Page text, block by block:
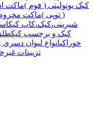
کیک یونولیتی ( فوم )ماکت
( توپی )ماکت
شیرینی،کیک،کاپ کیک
کیک و برچسب کیک
خوراکیانواع لیوان دسری
تزیینات